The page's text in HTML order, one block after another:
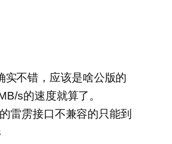
实不错，应该是啥公版的
s的速度就算了。
雷雳接口不兼容的只能到